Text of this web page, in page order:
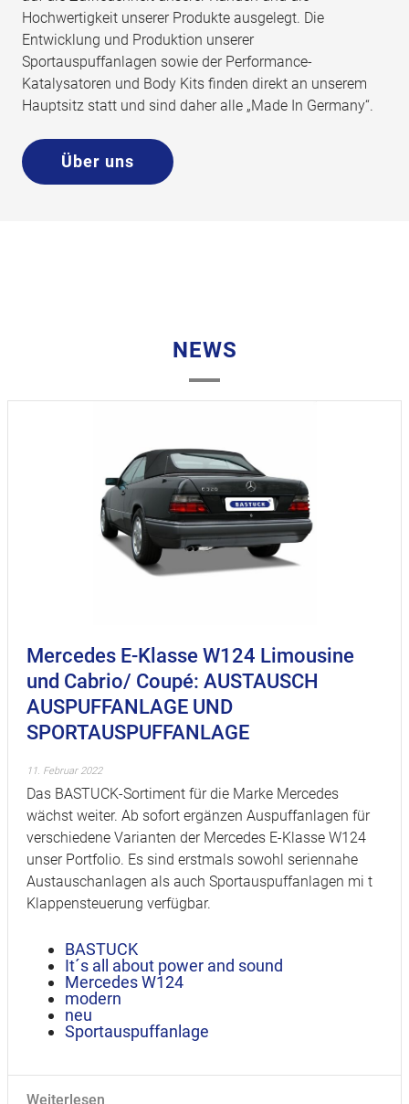
Hochwertigkeit unserer Produkte ausgelegt. Die
Entwicklung und Produktion unserer
Sportauspuffanlagen sowie der Performance-
Katalysatoren und Body Kits finden direkt an unserem
Hauptsitz statt und sind daher alle „Made In Germany“.
Über uns
NEWS
Mercedes E-Klasse W124 Limousine
und Cabrio/ Coupé: AUSTAUSCH
AUSPUFFANLAGE UND
SPORTAUSPUFFANLAGE
11. Februar 2022
Das BASTUCK-Sortiment für die Marke Mercedes
wächst weiter. Ab sofort ergänzen Auspuffanlagen für
verschiedene Varianten der Mercedes E-Klasse W124
unser Portfolio. Es sind erstmals sowohl seriennahe
Austauschanlagen als auch Sportauspuffanlagen mi t
Klappensteuerung verfügbar.
BASTUCK
It´s all about power and sound
Mercedes W124
modern
neu
Sportauspuffanlage
Weiterlesen